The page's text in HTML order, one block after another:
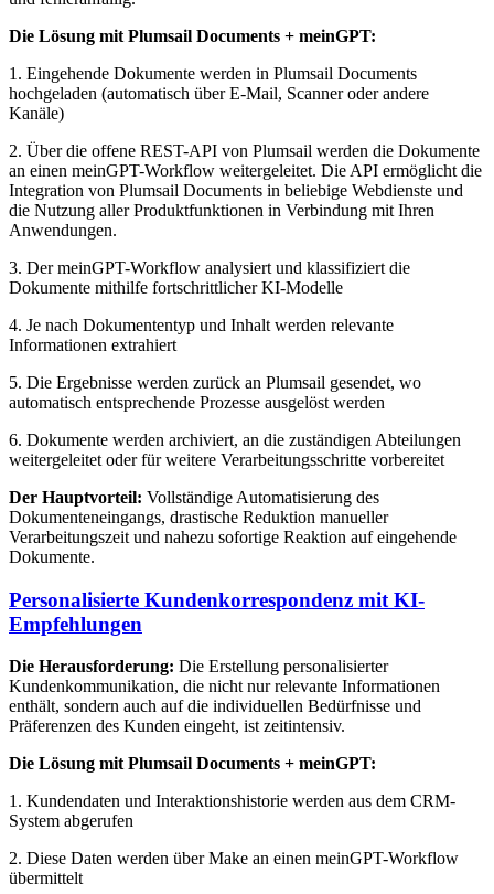
Die Lösung mit Plumsail Documents + meinGPT:
1. Eingehende Dokumente werden in Plumsail Documents
hochgeladen (automatisch über E-Mail, Scanner oder andere
Kanäle)
2. Über die offene REST-API von Plumsail werden die Dokumente
an einen meinGPT-Workflow weitergeleitet. Die API ermöglicht die
Integration von Plumsail Documents in beliebige Webdienste und
die Nutzung aller Produktfunktionen in Verbindung mit Ihren
Anwendungen.
3. Der meinGPT-Workflow analysiert und klassifiziert die
Dokumente mithilfe fortschrittlicher KI-Modelle
4. Je nach Dokumententyp und Inhalt werden relevante
Informationen extrahiert
5. Die Ergebnisse werden zurück an Plumsail gesendet, wo
automatisch entsprechende Prozesse ausgelöst werden
6. Dokumente werden archiviert, an die zuständigen Abteilungen
weitergeleitet oder für weitere Verarbeitungsschritte vorbereitet
Der Hauptvorteil: Vollständige Automatisierung des
Dokumenteneingangs, drastische Reduktion manueller
Verarbeitungszeit und nahezu sofortige Reaktion auf eingehende
Dokumente.
Personalisierte Kundenkorrespondenz mit KI-
Empfehlungen
Die Herausforderung: Die Erstellung personalisierter
Kundenkommunikation, die nicht nur relevante Informationen
enthält, sondern auch auf die individuellen Bedürfnisse und
Präferenzen des Kunden eingeht, ist zeitintensiv.
Die Lösung mit Plumsail Documents + meinGPT:
1. Kundendaten und Interaktionshistorie werden aus dem CRM-
System abgerufen
2. Diese Daten werden über Make an einen meinGPT-Workflow
übermittelt